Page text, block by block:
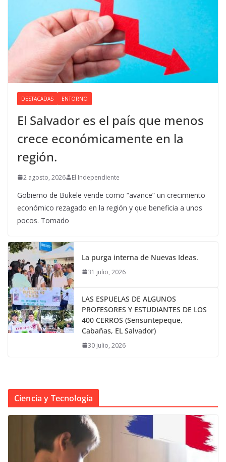
DESTACADAS ENTORNO
El Salvador es el país que menos
crece económicamente en la
región.
2 agosto, 2026 El Independiente
Gobierno de Bukele vende como “avance” un crecimiento
económico rezagado en la región y que beneficia a unos
pocos. Tomado
La purga interna de Nuevas Ideas.
31 julio, 2026
LAS ESPUELAS DE ALGUNOS
PROFESORES Y ESTUDIANTES DE LOS
400 CERROS (Sensuntepeque,
Cabañas, EL Salvador)
30 julio, 2026
Ciencia y Tecnología